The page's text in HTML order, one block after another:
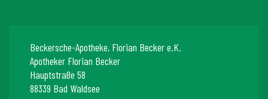
Beckersche-Apotheke, Florian Becker e.K.
Apotheker Florian Becker
Hauptstraße 58
88339 Bad Waldsee